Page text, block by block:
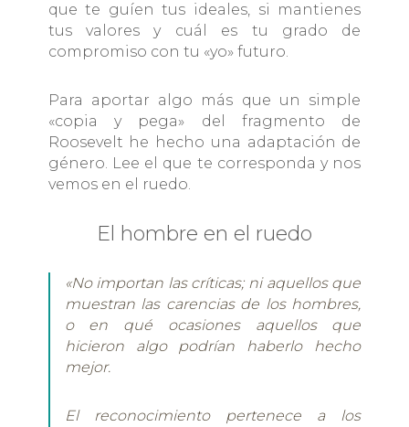
que te guíen tus ideales, si mantienes
tus valores y cuál es tu grado de
compromiso con tu «yo» futuro.
Para aportar algo más que un simple
«copia y pega» del fragmento de
Roosevelt he hecho una adaptación de
género. Lee el que te corresponda y nos
vemos en el ruedo.
El hombre en el ruedo
«No importan las críticas; ni aquellos que
muestran las carencias de los hombres,
o en qué ocasiones aquellos que
hicieron algo podrían haberlo hecho
mejor.
El reconocimiento pertenece a los